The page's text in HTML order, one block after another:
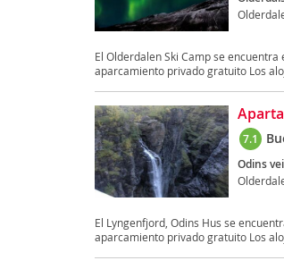
El Olderdalen Ski Camp se
aparcamiento privado gratuito Los
7.1
Odins
El Lyngenfjord, Odins Hus se
aparcamiento privado gratuito Los